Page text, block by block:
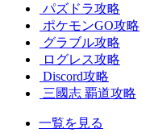
パズドラ攻略
ポケモンGO攻略
グラブル攻略
ログレス攻略
Discord攻略
三國志 覇道攻略
一覧を見る